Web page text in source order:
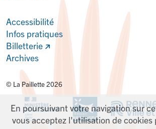
Accessibilité
Infos pratiques
Billetterie
Archives
© La Paillette 2026
En poursuivant votre navigation sur
vous acceptez l'utilisation de cookies